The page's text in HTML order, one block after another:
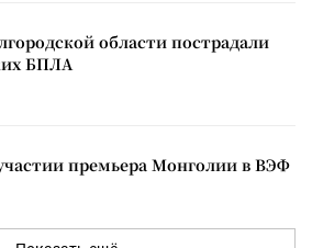
области пострадали
БПЛА
премьера Монголии в ВЭФ